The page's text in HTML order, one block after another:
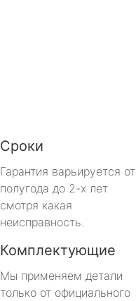
Сроки
Гарантия варьируется от
полугода до 2-х лет
смотря какая
неисправность.
Комплектующие
Мы применяем детали
только от официального